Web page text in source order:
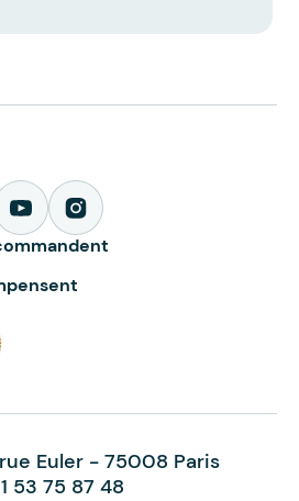
Euler - 75008 Paris
53 75 87 48